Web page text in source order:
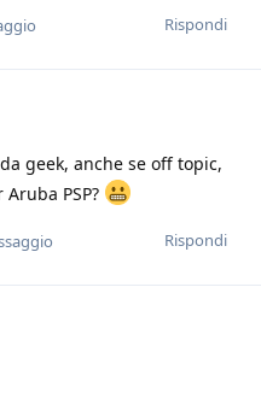
Rispondi
geek, anche se off topic,
PSP?
Rispondi